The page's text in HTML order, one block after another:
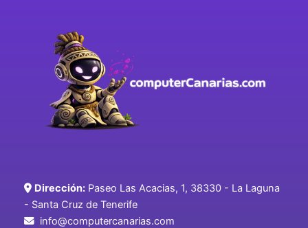
Dirección: Paseo Las Acacias, 1, 38330 - La Laguna
- Santa Cruz de Tenerife
info@computercanarias.com